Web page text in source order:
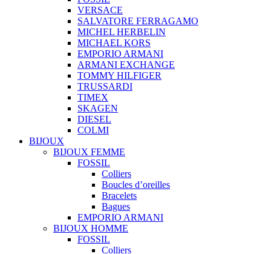
VERSACE
SALVATORE FERRAGAMO
MICHEL HERBELIN
MICHAEL KORS
EMPORIO ARMANI
ARMANI EXCHANGE
TOMMY HILFIGER
TRUSSARDI
TIMEX
SKAGEN
DIESEL
COLMI
BIJOUX
BIJOUX FEMME
FOSSIL
Colliers
Boucles d’oreilles
Bracelets
Bagues
EMPORIO ARMANI
BIJOUX HOMME
FOSSIL
Colliers